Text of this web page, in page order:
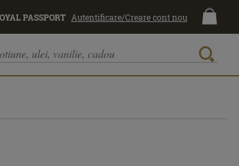
PASSPORT Autentificare/Creare cont nou